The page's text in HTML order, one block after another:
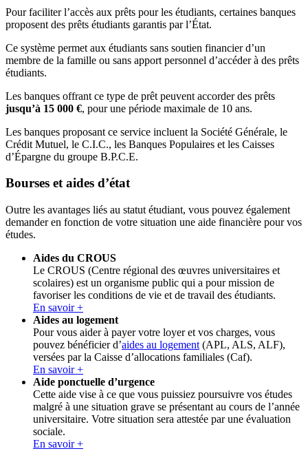
Pour faciliter l’accès aux prêts pour les étudiants, certaines banques
proposent des prêts étudiants garantis par l’État.
Ce système permet aux étudiants sans soutien financier d’un
membre de la famille ou sans apport personnel d’accéder à des prêts
étudiants.
Les banques offrant ce type de prêt peuvent accorder des prêts
jusqu’à 15 000 €, pour une période maximale de 10 ans.
Les banques proposant ce service incluent la Société Générale, le
Crédit Mutuel, le C.I.C., les Banques Populaires et les Caisses
d’Épargne du groupe B.P.C.E.
Bourses et aides d’état
Outre les avantages liés au statut étudiant, vous pouvez également
demander en fonction de votre situation une aide financière pour vos
études.
Aides du CROUS
Le CROUS (Centre régional des œuvres universitaires et
scolaires) est un organisme public qui a pour mission de
favoriser les conditions de vie et de travail des étudiants.
En savoir +
Aides au logement
Pour vous aider à payer votre loyer et vos charges, vous
pouvez bénéficier d’aides au logement (APL, ALS, ALF),
versées par la Caisse d’allocations familiales (Caf).
En savoir +
Aide ponctuelle d’urgence
Cette aide vise à ce que vous puissiez poursuivre vos études
malgré à une situation grave se présentant au cours de l’année
universitaire. Votre situation sera attestée par une évaluation
sociale.
En savoir +